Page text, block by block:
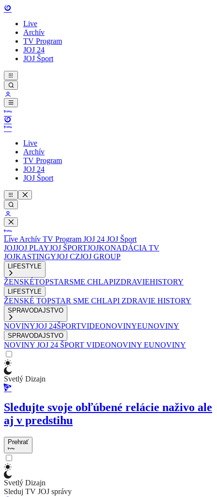
Live
Archív
TV Program
JOJ 24
JOJ Šport
Live
Archív
TV Program
JOJ 24
JOJ Šport
Live Archív TV Program JOJ 24 JOJ Šport
JOJJOJ PLAYJOJ ŠPORTJOJKONADÁCIA TV
JOJKASTINGYJOJ CZJOJ GROUP
LIFESTYLE
ŽENSKÉTOPSTARSME CHLAPIZDRAVIEHISTORY
LIFESTYLE
ŽENSKÉ TOPSTAR SME CHLAPI ZDRAVIE HISTORY
SPRAVODAJSTVO
NOVINYJOJ 24ŠPORTVIDEONOVINYEUNOVINY
SPRAVODAJSTVO
NOVINY JOJ 24 ŠPORT VIDEONOVINY EUNOVINY
Svetlý Dizajn
Sledujte svoje obľúbené relácie naživo ale
aj v predstihu
Prehrať
Svetlý Dizajn
Sleduj TV JOJ správy